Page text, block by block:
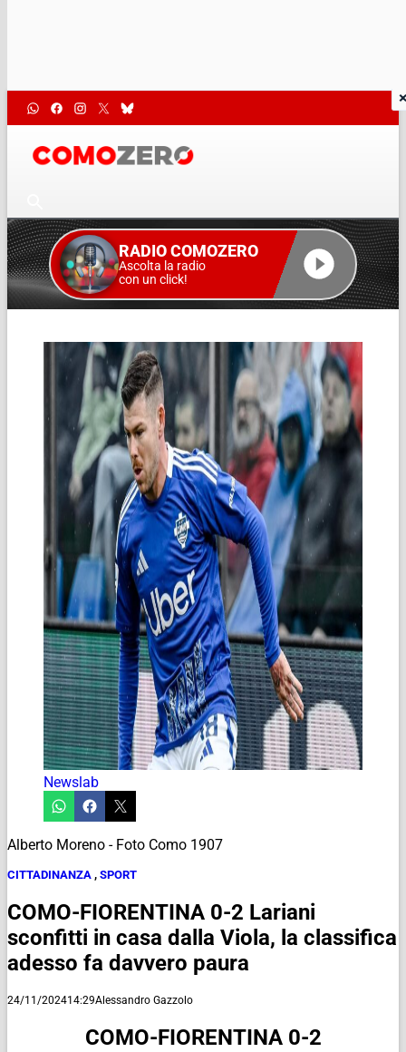
RADIO COMOZERO
Ascolta la radio
con un click!
Newslab
Alberto Moreno - Foto Como 1907
CITTADINANZA , SPORT
COMO-FIORENTINA 0-2 Lariani
sconfitti in casa dalla Viola, la classifica
adesso fa davvero paura
24/11/202414:29Alessandro Gazzolo
COMO-FIORENTINA 0-2